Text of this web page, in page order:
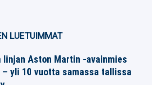
LUETUIMMAT
linjan Aston Martin -avainmies
– yli 10 vuotta samassa tallissa